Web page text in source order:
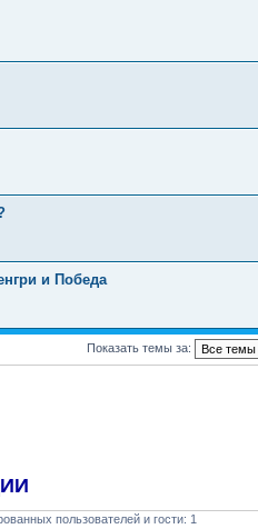
и Победа
Показать темы за:
пользователей и гости: 1